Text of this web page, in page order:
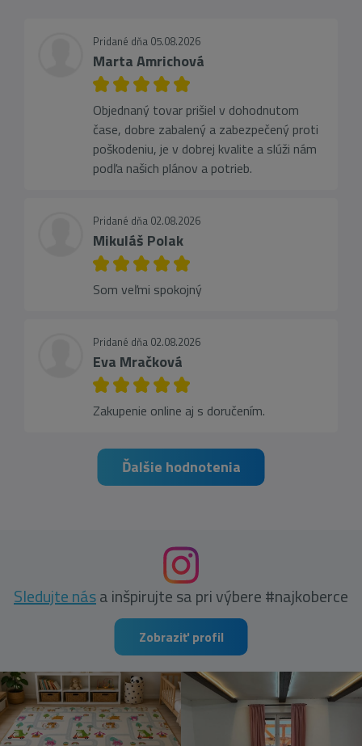
Pridané dňa 05.08.2026
Marta Amrichová
Objednaný tovar prišiel v dohodnutom
čase, dobre zabalený a zabezpečený proti
poškodeniu, je v dobrej kvalite a slúži nám
podľa našich plánov a potrieb.
Pridané dňa 02.08.2026
Mikuláš Polak
Som veľmi spokojný
Pridané dňa 02.08.2026
Eva Mračková
Zakupenie online aj s doručením.
Ďalšie hodnotenia
Sledujte nása inšpirujte sa pri výbere #najkoberce
Zobraziť profil